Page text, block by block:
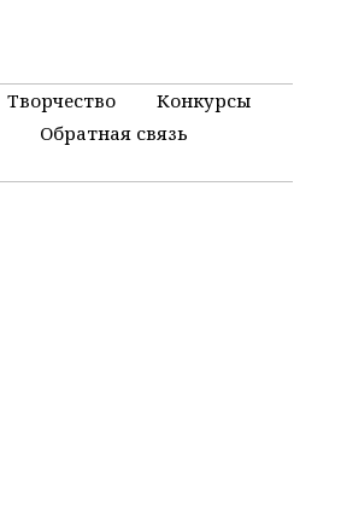
Творчество
Конкурсы
Обратная связь